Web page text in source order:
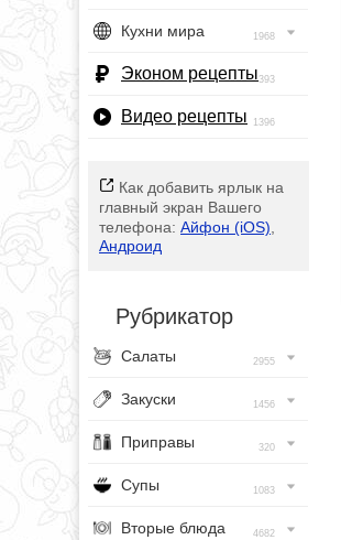
Кухни мира 1968
Эконом рецепты393
Видео рецепты 1396
Как добавить ярлык на
главный экран Вашего
телефона: Айфон (iOS)
Андроид
Рубрикатор
Салаты 2955
Закуски 1456
Приправы 320
Супы 1083
Вторые блюда 4682